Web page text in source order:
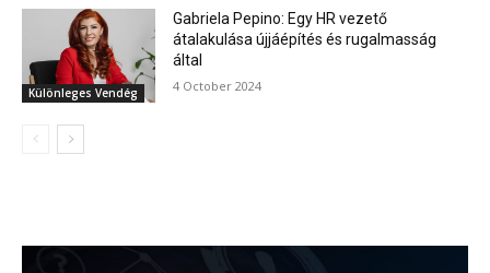
Különleges Vendég
Gabriela Pepino: Egy HR vezető
átalakulása újjáépítés és rugalmasság
által
4 October 2024